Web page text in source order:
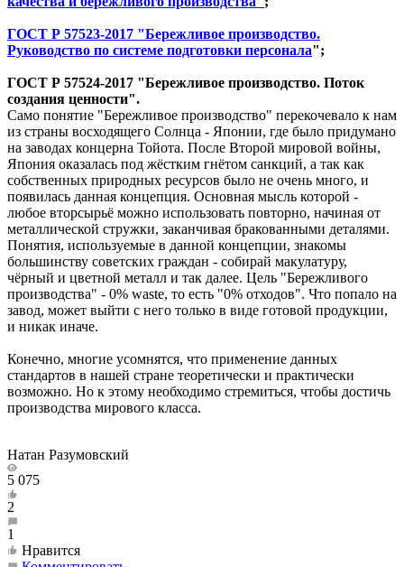
ГОСТ Р 57523-2017 "Бережливое производство.
Руководство по системе подготовки персонала";
ГОСТ Р 57524-2017 "Бережливое производство. Поток
создания ценности".
Само понятие "Бережливое производство" перекочевало к нам
из страны восходящего Солнца - Японии, где было придумано
на заводах концерна Тойота. После Второй мировой войны,
Япония оказалась под жёстким гнётом санкций, а так как
собственных природных ресурсов было не очень много, и
появилась данная концепция. Основная мысль которой -
любое вторсырьё можно использовать повторно, начиная от
металлической стружки, заканчивая бракованными деталями.
Понятия, используемые в данной концепции, знакомы
большинству советских граждан - собирай макулатуру,
чёрный и цветной металл и так далее. Цель "Бережливого
производства" - 0% waste, то есть "0% отходов". Что попало на
завод, может выйти с него только в виде готовой продукции,
и никак иначе.
Конечно, многие усомнятся, что применение данных
стандартов в нашей стране теоретически и практически
возможно. Но к этому необходимо стремиться, чтобы достичь
производства мирового класса.
Натан Разумовский
5 075
2
1
Нравится